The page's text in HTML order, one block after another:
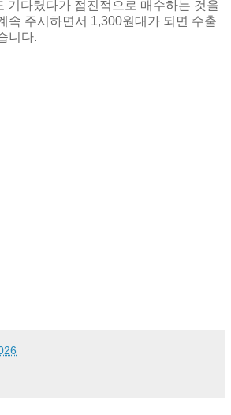
기다렸다가 점진적으로 매수하는 것을
속 주시하면서 1,300원대가 되면 수출
니다.